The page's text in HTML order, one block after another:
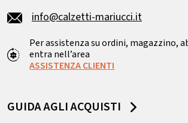
info@calzetti-mariucci.it
Per assistenza su ordini, magazzino,
entra nell’area
ASSISTENZA CLIENTI
GUIDA AGLI ACQUISTI